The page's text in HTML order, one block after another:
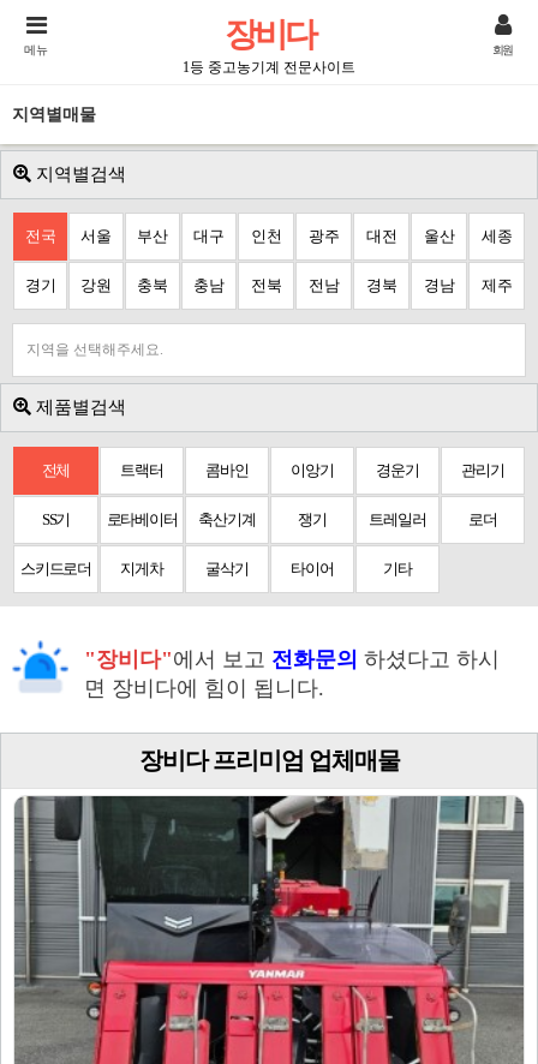
장비다
1등 중고농기계 전문사이트
메뉴 회원
지역별매물
지역별검색
전국 서울 부산 대구 인천 광주 대전 울산 세종
경기 강원 충북 충남 전북 전남 경북 경남 제주
지역을 선택해주세요.
제품별검색
전체 트랙터 콤바인 이앙기 경운기 관리기
SS기 로타베이터 축산기계 쟁기 트레일러 로더
스키드로더 지게차 굴삭기 타이어 기타
"장비다"에서 보고 전화문의 하셨다고 하시
면 장비다에 힘이 됩니다.
장비다 프리미엄 업체매물